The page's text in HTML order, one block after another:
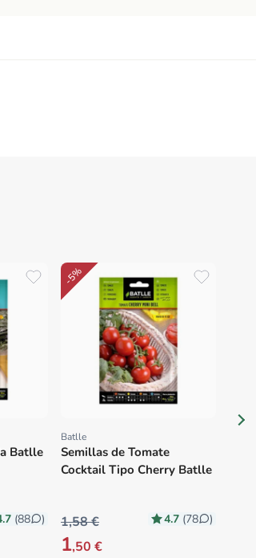
Batlle
(88 )
-5%
Proveedor:
Batlle
Semillas de Tomate
Cocktail Tipo Cherry Batlle
4.7 (78 )
1,58 €
1,50 €